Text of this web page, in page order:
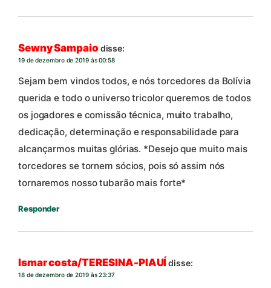
Sewny Sampaio disse:
19 de dezembro de 2019 às 00:58
Sejam bem vindos todos, e nós torcedores da Bolívia
querida e todo o universo tricolor queremos de todos
os jogadores e comissão técnica, muito trabalho,
dedicação, determinação e responsabilidade para
alcançarmos muitas glórias. *Desejo que muito mais
torcedores se tornem sócios, pois só assim nós
tornaremos nosso tubarão mais forte*
Responder
Ismar costa/TERESINA-PIAUÍdisse:
18 de dezembro de 2019 às 23:37